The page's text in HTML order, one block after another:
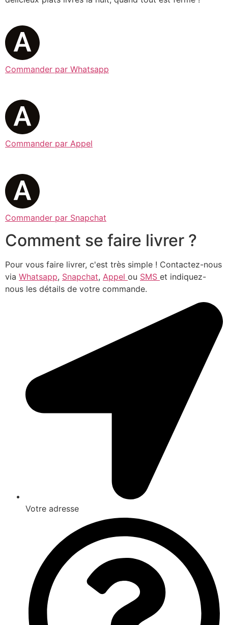
Commander par Whatsapp
Commander par Appel
Commander par Snapchat
Comment se faire livrer ?
Pour vous faire livrer, c'est très simple ! Contactez-nous
via Whatsapp, Snapchat, Appel ou SMS et indiquez-
nous les détails de votre commande.
Votre adresse